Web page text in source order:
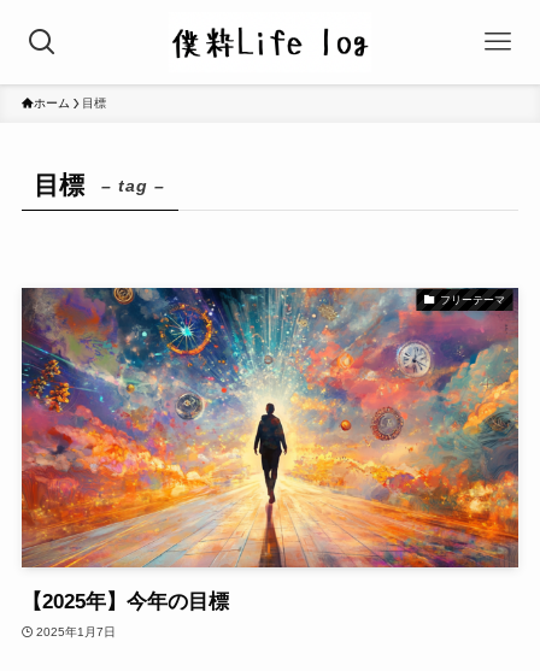
ホーム 目標
目標 – tag –
フリーテーマ
【2025年】今年の目標
2025年1月7日